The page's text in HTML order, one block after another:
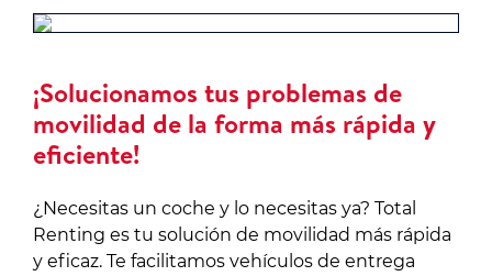
¡Solucionamos tus problemas de
movilidad de la forma más rápida y
eficiente!
¿Necesitas un coche y lo necesitas ya? Total
Renting es tu solución de movilidad más rápida
y eficaz. Te facilitamos vehículos de entrega